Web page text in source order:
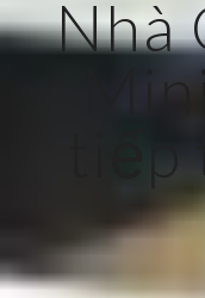
Nhà